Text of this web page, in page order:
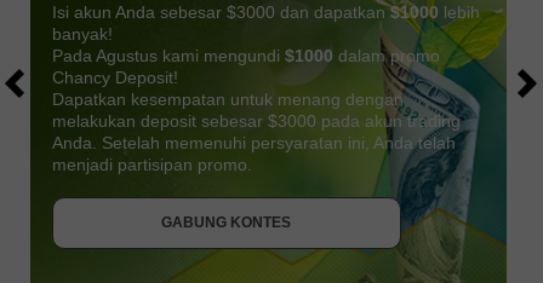
Isi akun Anda sebesar $3000 dan dapatkan$1000 lebih
banyak!
Pada Agustus kami mengundi $1000 dalam promo
Chancy Deposit!
Dapatkan kesempatan untuk menang dengan
melakukan deposit sebesar $3000 pada akun trading
Anda. Setelah memenuhi persyaratan ini, Anda telah
menjadi partisipan promo.
GABUNG KONTES
GABUNG KONTES
DAPATKAN BONUS